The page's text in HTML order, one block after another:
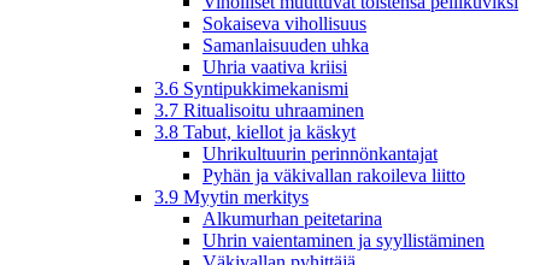
Sokaiseva vihollisuus
Samanlaisuuden uhka
Uhria vaativa kriisi
3.6 Syntipukkimekanismi
3.7 Ritualisoitu uhraaminen
3.8 Tabut, kiellot ja käskyt
Uhrikultuurin perinnönkantajat
Pyhän ja väkivallan rakoileva liitto
3.9 Myytin merkitys
Alkumurhan peitetarina
Uhrin vaientaminen ja syyllistäminen